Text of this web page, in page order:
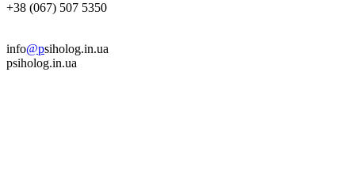
+38 (067) 507 5350
info@psiholog.in.ua
psiholog.in.ua